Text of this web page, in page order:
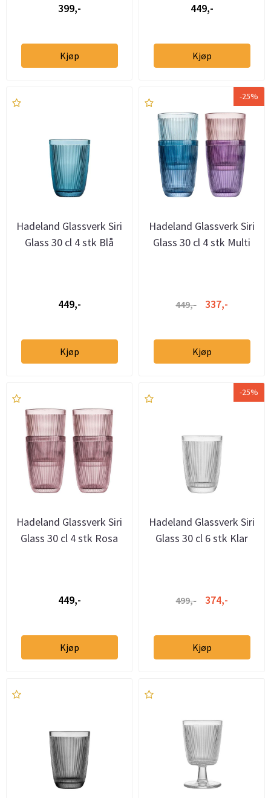
399,-
Kjøp
449,-
Kjøp
Hadeland Glassverk Siri
Glass 30 cl 4 stk Blå
449,-
Kjøp
-25%
Hadeland Glassverk Siri
Glass 30 cl 4 stk Multi
449,- 337,-
Kjøp
Hadeland Glassverk Siri
Glass 30 cl 4 stk Rosa
449,-
Kjøp
-25%
Hadeland Glassverk Siri
Glass 30 cl 6 stk Klar
499,- 374,-
Kjøp